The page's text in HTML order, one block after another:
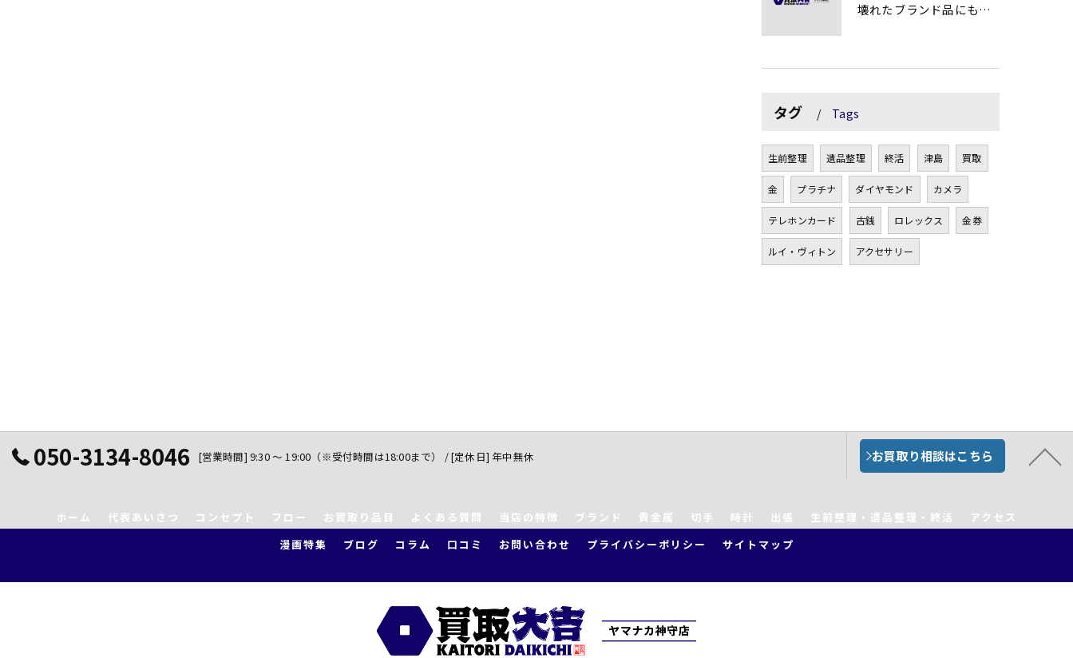
壊れたブランド品にも価値がつく理由とは
タグ Tags
生前整理 遺品整理 終活 津島 買取
金 プラチナ ダイヤモンド カメラ
テレホンカード 古銭 ロレックス 金券
ルイ・ヴィトン アクセサリー
050-3134-8046 [営業時間] 9:30 ～ 19:00（※受付時間は18:00まで） / [定休日] 年中無休 お買取り相談はこちら
ホーム 代表あいさつ コンセプト フロー お買取り品目 よくある質問 当店の特徴 ブランド 貴金属 切手 時計 出張 生前整理・遺品整理・終活
アクセス
漫画特集
ブログ コラム 口コミ お問い合わせ プライバシーポリシー サイトマップ